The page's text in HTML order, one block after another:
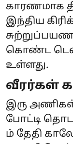
காரணமாக
இந்திய
கொண்ட
உள்ளது.
வீரர்கள்
இரு
போட்டி
ம் தேதி